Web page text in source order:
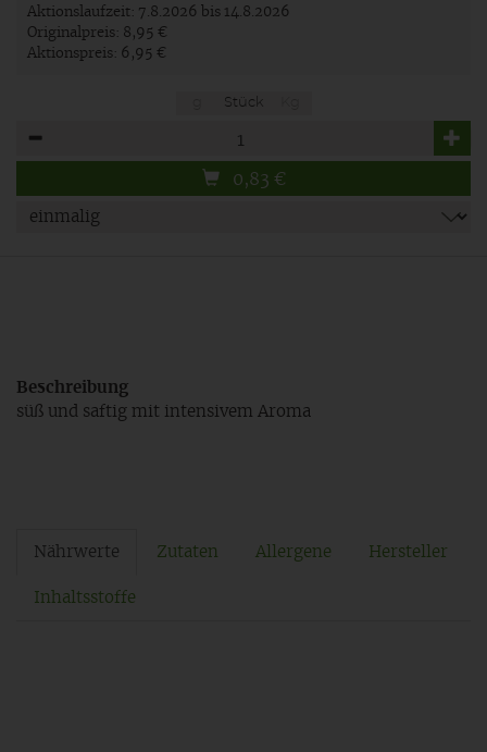
Aktionslaufzeit: 7.8.2026 bis 14.8.2026
Originalpreis: 8,95 €
Aktionspreis: 6,95 €
Stück
0,83 €
Beschreibung
süß und saftig mit intensivem Aroma
Nährwerte Zutaten Allergene Hersteller
Inhaltsstoffe